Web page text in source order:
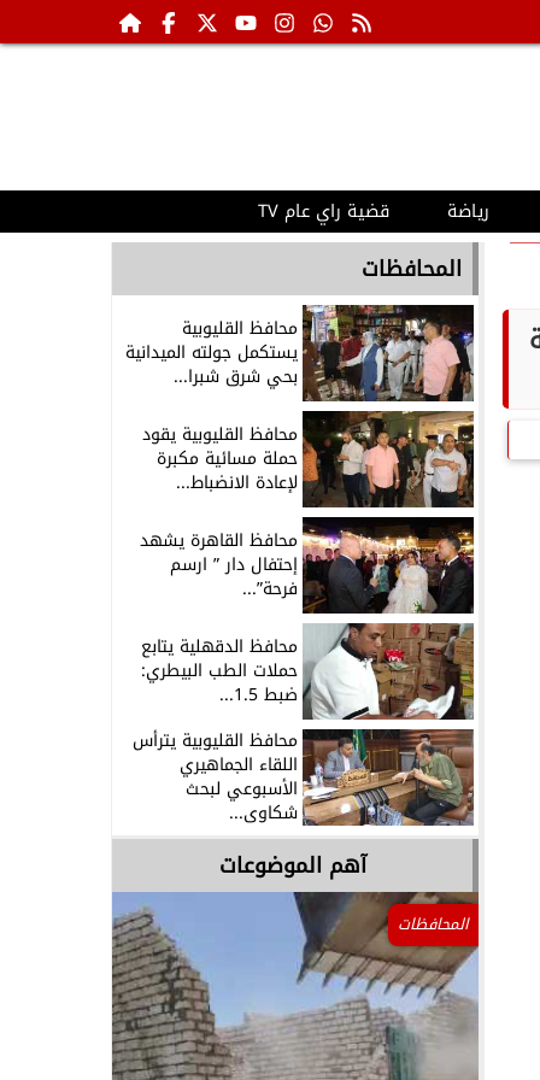
رياضة قضية راي عام TV
المحافظات
محافظ القليوبية
يستكمل جولته الميدانية
بحي شرق شبرا...
محافظ القليوبية يقود
حملة مسائية مكبرة
لإعادة الانضباط...
محافظ القاهرة يشهد
إحتفال دار ” ارسم
فرحة”...
محافظ الدقهلية يتابع
حملات الطب البيطري:
ضبط 1.5...
محافظ القليوبية يترأس
اللقاء الجماهيري
الأسبوعي لبحث
شكاوى...
آهم الموضوعات
المحافظات